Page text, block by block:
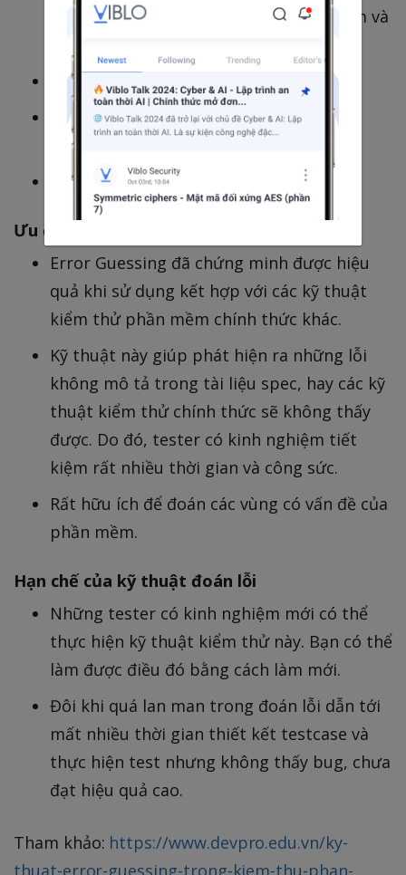
các yêu cầu, tài liệu thiết kế, thử nghiệm và
Hiểu hệ thống mà mình đang kiểm thử.
Đánh giá dữ liệu lịch sử và kết quả kiểm
thử.
Giữ nhận thức về các lỗi điển hình.
Ưu điểm của kỹ thuật đoán lỗi
Error Guessing đã chứng minh được hiệu
quả khi sử dụng kết hợp với các kỹ thuật
kiểm thử phần mềm chính thức khác.
Kỹ thuật này giúp phát hiện ra những lỗi
không mô tả trong tài liệu spec, hay các kỹ
thuật kiểm thử chính thức sẽ không thấy
được. Do đó, tester có kinh nghiệm tiết
kiệm rất nhiều thời gian và công sức.
Rất hữu ích để đoán các vùng có vấn đề của
phần mềm.
Hạn chế của kỹ thuật đoán lỗi
Những tester có kinh nghiệm mới có thể
thực hiện kỹ thuật kiểm thử này. Bạn có thể
làm được điều đó bằng cách làm mới.
Đôi khi quá lan man trong đoán lỗi dẫn tới
mất nhiều thời gian thiết kết testcase và
thực hiện test nhưng không thấy bug, chưa
đạt hiệu quả cao.
Tham khảo: https://www.devpro.edu.vn/ky-